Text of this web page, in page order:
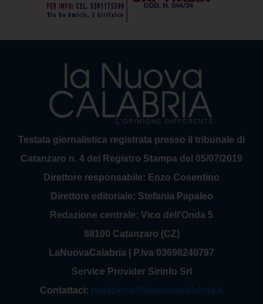
Testata giornalistica registrata presso il tribunale di
Catanzaro n. 4 del Registro Stampa del 05/07/2019
Direttore responsabile: Enzo Cosentino
Direttore editoriale: Stefania Papaleo
Redazione centrale: Vico dell'Onda 5
88100 Catanzaro (CZ)
LaNuovaCalabria | P.Iva 03698240797
Service Provider Sirinfo Srl
Contattaci: redazione@lanuovacalabria.it